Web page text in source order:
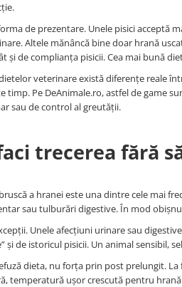
de prezentare. Unele pisici acceptă
Altele mănâncă bine doar hrană
și de complianța pisicii. Cea mai bună
veterinare există diferențe reale
timp. Pe DeAnimale.ro, astfel de game
sau de control al greutății.
trecerea fără
a hranei este una dintre cele mai
sau tulburări digestive. În mod
Unele afecțiuni urinare sau
și de istoricul pisicii. Un animal sensibil,
dieta, nu forța prin post prelungit.
temperatură ușor crescută pentru